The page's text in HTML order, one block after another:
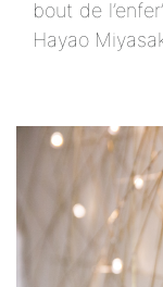
bout de
Hayao